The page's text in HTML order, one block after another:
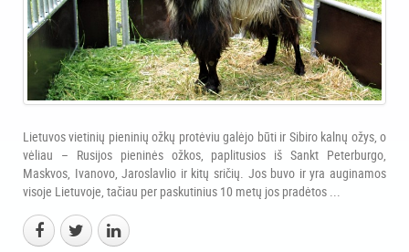
Lietuvos vietinių pieninių ožkų protėviu galėjo būti ir Sibiro kalnų ožys, o
vėliau – Rusijos pieninės ožkos, paplitusios iš Sankt Peterburgo,
Maskvos, Ivanovo, Jaroslavlio ir kitų sričių. Jos buvo ir yra auginamos
visoje Lietuvoje, tačiau per paskutinius 10 metų jos pradėtos ...